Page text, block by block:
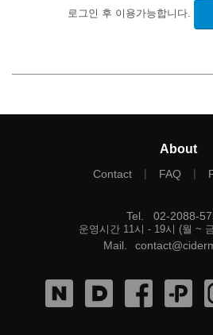
로그인 후 이용가능합니다.
About
Contact | FAQ |
Tel 02-2088-
운영시간 11시 - 19시 (월 ~
Mail